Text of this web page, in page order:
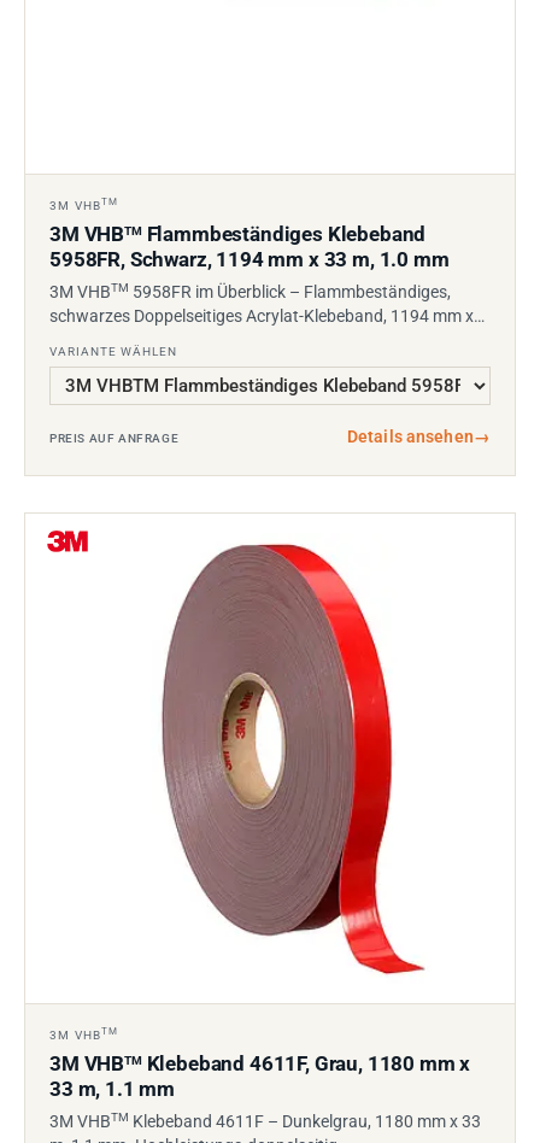
3M VHBTM
3M VHBTMFlammbeständiges Klebeband
5958FR, Schwarz, 1194 mm x 33 m, 1.0 mm
3M VHBTM 5958FR im Überblick – Flammbeständiges,
schwarzes Doppelseitiges Acrylat-Klebeband, 1194 mm x…
VARIANTE WÄHLEN
PREIS AUF ANFRAGE Details ansehen→
3M VHBTM
3M VHBTMKlebeband 4611F, Grau, 1180 mm x
33 m, 1.1 mm
3M VHBTM Klebeband 4611F – Dunkelgrau, 1180 mm x 33